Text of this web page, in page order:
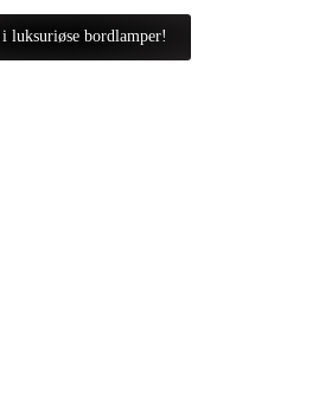
luksuriøse bordlamper!